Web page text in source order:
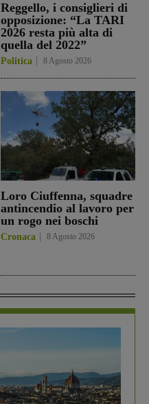
Reggello, i consiglieri di
opposizione: “La TARI
2026 resta più alta di
quella del 2022”
Politica 8 Agosto 2026
Loro Ciuffenna, squadre
antincendio al lavoro per
un rogo nei boschi
Cronaca 8 Agosto 2026